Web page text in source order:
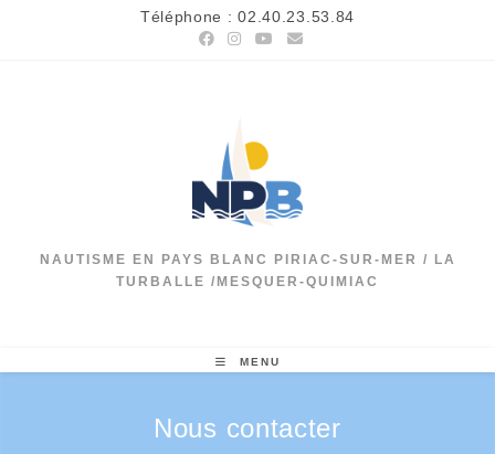
Téléphone : 02.40.23.53.84
NAUTISME EN PAYS BLANC PIRIAC-SUR-MER / LA
TURBALLE /MESQUER-QUIMIAC
MENU
Nous contacter